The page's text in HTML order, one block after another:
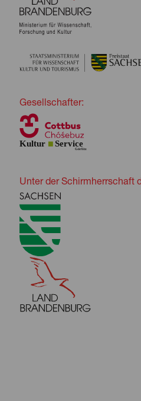
Gesellschafter:
Unter der Schirmherrschaft